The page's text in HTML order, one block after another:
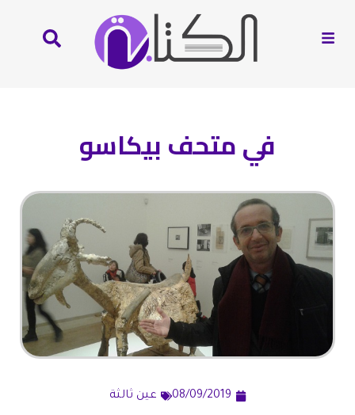
في متحف بيكاسو
08/09/2019 عين ثالثة